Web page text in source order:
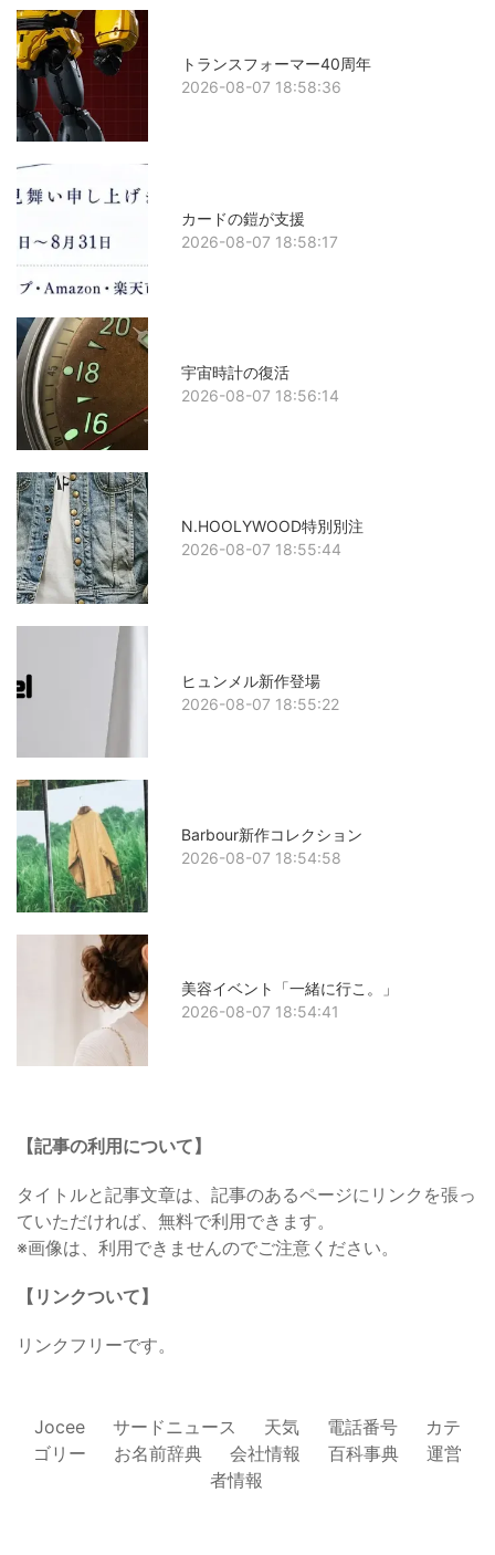
トランスフォーマー40周年
2026-08-07 18:58:36
カードの鎧が支援
2026-08-07 18:58:17
宇宙時計の復活
2026-08-07 18:56:14
N.HOOLYWOOD特別別注
2026-08-07 18:55:44
ヒュンメル新作登場
2026-08-07 18:55:22
Barbour新作コレクション
2026-08-07 18:54:58
美容イベント「一緒に行こ。」
2026-08-07 18:54:41
【記事の利用について】
タイトルと記事文章は、記事のあるページにリンクを張っ
ていただければ、無料で利用できます。
※画像は、利用できませんのでご注意ください。
【リンクついて】
リンクフリーです。
Jocee サードニュース 天気 電話番号
カテ
ゴリー
お名前辞典 会社情報 百科事典
運営
者情報